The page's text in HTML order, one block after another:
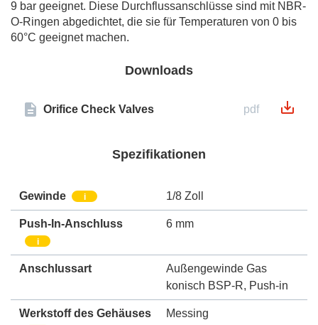
9 bar geeignet. Diese Durchflussanschlüsse sind mit NBR-
O-Ringen abgedichtet, die sie für Temperaturen von 0 bis
60°C geeignet machen.
Downloads
Orifice Check Valves pdf
Spezifikationen
Gewinde i 1/8 Zoll
Push-In-Anschluss
i
6 mm
Anschlussart
Außengewinde Gas
konisch BSP-R, Push-in
Werkstoff des Gehäuses Messing